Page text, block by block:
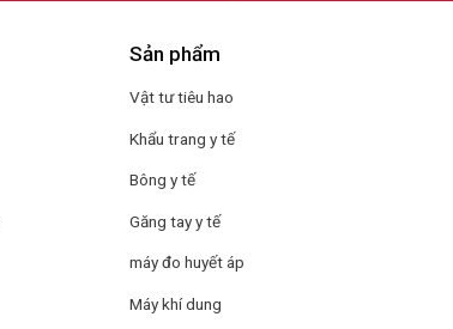
Sản phẩm
Vật tư tiêu hao
Khẩu trang y tế
Bông y tế
Găng tay y tế
máy đo huyết áp
Máy khí dung